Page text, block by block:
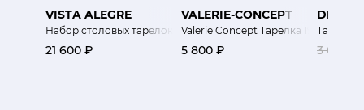
VISTA ALEGRE
Набор столовых тарелок Фиджи 6 шт
21 600 ₽
VALERIE-CONCEPT
Valerie Concept Тарелка 19.7 см Экзо
5 800 ₽
Тарелка
3 000 ₽